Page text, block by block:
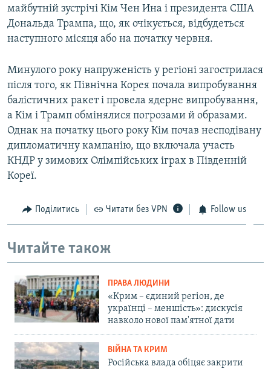
майбутній зустрічі Кім Чен Ина і президента США
Дональда Трампа, що, як очікується, відбудеться
наступного місяця або на початку червня.
Минулого року напруженість у регіоні загострилася
після того, як Північна Корея почала випробування
балістичних ракет і провела ядерне випробування,
а Кім і Трамп обмінялися погрозами й образами.
Однак на початку цього року Кім почав несподівану
дипломатичну кампанію, що включала участь
КНДР у зимових Олімпійських іграх в Південній
Кореї.
Поділитись Читати без VPN Follow us
Читайте також
ПРАВА ЛЮДИНИ
«Крим – єдиний регіон, де
українці – меншість»: дискусія
навколо нової пам'ятної дати
ВІЙНА ТА КРИМ
Російська влада обіцяє закрити